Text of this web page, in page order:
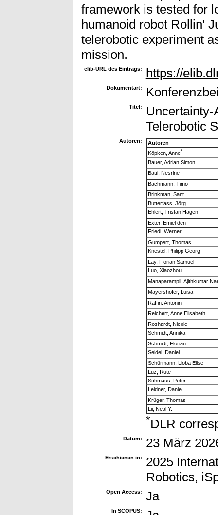
framework is tested for
humanoid robot Rollin'
telerobotic experiment
mission.
elib-URL des Eintrags: https://
Dokumentart:
Titel:
Uncertainty-
Telerobotic
Autoren:
Autoren
Köpken, Anne*
Bauer, Adrian Simon
Batti, Nesrine
Bachmann, Timo
Brinkman, Sant
Butterfass, Jörg
Ehlert, Tristan Hagen
Exter, Emiel den
Friedl, Werner
Gumpert, Thomas
Knestel, Philipp Georg
Lay, Florian Samuel
Luo, Xiaozhou
Manaparampil, Ajithkumar
Mayershofer, Luisa
Raffin, Antonin
Reichert, Anne Elisabeth
Roshardt, Nicole
Schmidt, Annika
Schmidt, Florian
Seidel, Daniel
Schürmann, Lioba Elise
Luz, Rute
Schmaus, Peter
Leidner, Daniel
Krüger, Thomas
Lii, Neal Y.
*DLR
Datum: 23 März
Erschienen in:
2025
Robotics,
Open Access: Ja
In SCOPUS: